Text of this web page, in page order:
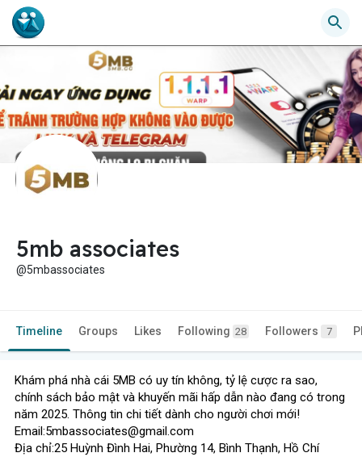
5mb associates
@5mbassociates
Timeline Groups Likes Following 28 Followers 7
Khám phá nhà cái 5MB có uy tín không, tỷ lệ cược ra sao,
chính sách bảo mật và khuyến mãi hấp dẫn nào đang có trong
năm 2025. Thông tin chi tiết dành cho người chơi mới!
Email:5mbassociates@gmail.com
Địa chỉ:25 Huỳnh Đình Hai, Phường 14, Bình Thạnh, Hồ Chí